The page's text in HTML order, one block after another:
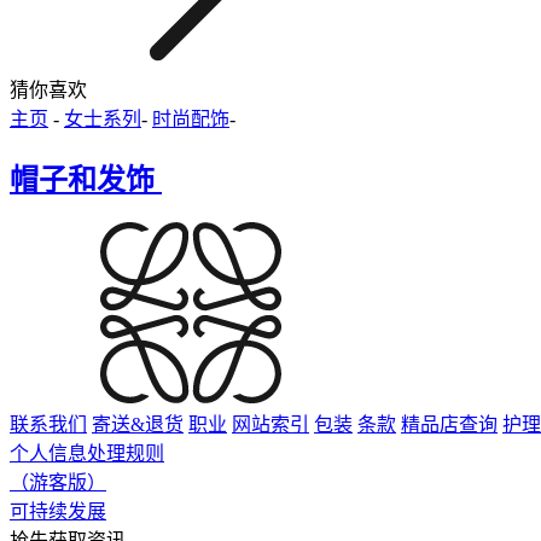
猜你喜欢
主页 - 女士系列 - 时尚配饰-
帽子和发饰
联系我们 寄送&退货 职业 网站索引 包装 条款 精品店查询 护
个人信息处理规则
（游客版）
可持续发展